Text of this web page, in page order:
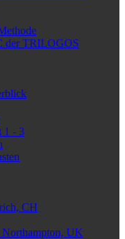
der TRILOGOS
1 - 3
CH
Northampton, UK